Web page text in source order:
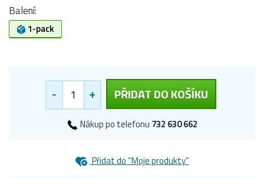
Balení:
1-pack
- + PŘIDAT DO KOŠÍKU
Nákup po telefonu 732 630 662
Přidat do “Moje produkty”